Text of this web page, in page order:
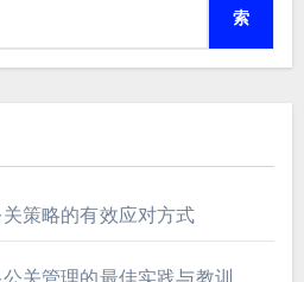
索
策略的有效应对方式